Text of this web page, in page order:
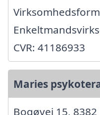
CVR: 41186933
Maries
Bogøvej 15,